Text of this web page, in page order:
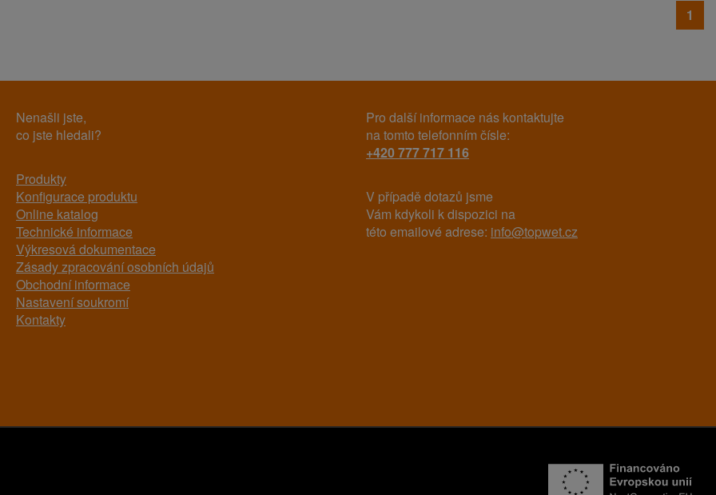
1
Nenašli jste,
co jste hledali?
Produkty
Konfigurace produktu
Online katalog
Technické informace
Výkresová dokumentace
Zásady zpracování osobních údajů
Obchodní informace
Nastavení soukromí
Kontakty
Pro další informace nás kontaktujte
na tomto telefonním čísle:
+420 777 717 116
V případě dotazů jsme
Vám kdykoli k dispozici na
této emailové adrese: info@topwet.cz